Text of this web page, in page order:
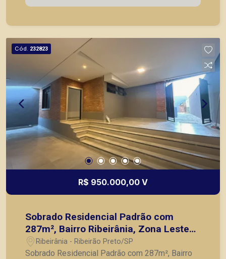
Também temos imóveis no Nova Aliança, Jardim
de pontos comerciais localizados na Zona Sul.
Cód. 232823
R$ 950.000,00 V
Sobrado Residencial Padrão com
287m², Bairro Ribeirânia, Zona Leste
de Ribeirão Preto/SP
Ribeirânia - Ribeirão Preto/SP
Sobrado Residencial Padrão com 287m², Bairro